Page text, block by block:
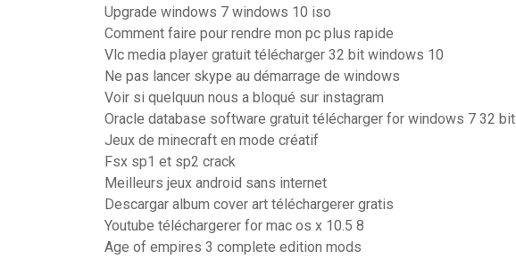
Upgrade windows 7 windows 10 iso
Comment faire pour rendre mon pc plus rapide
Vlc media player gratuit télécharger 32 bit windows 10
Ne pas lancer skype au démarrage de windows
Voir si quelquun nous a bloqué sur instagram
Oracle database software gratuit télécharger for windows 7 32 bit
Jeux de minecraft en mode créatif
Fsx sp1 et sp2 crack
Meilleurs jeux android sans internet
Descargar album cover art téléchargerer gratis
Youtube téléchargerer for mac os x 10.5 8
Age of empires 3 complete edition mods